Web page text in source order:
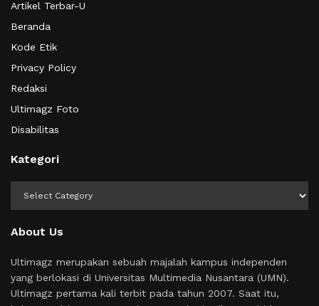
Artikel Terbar-U
Beranda
Kode Etik
Privacy Policy
Redaksi
Ultimagz Foto
Disabilitas
Kategori
About Us
Ultimagz merupakan sebuah majalah kampus independen
yang berlokasi di Universitas Multimedia Nusantara (UMN).
Ultimagz pertama kali terbit pada tahun 2007. Saat itu,